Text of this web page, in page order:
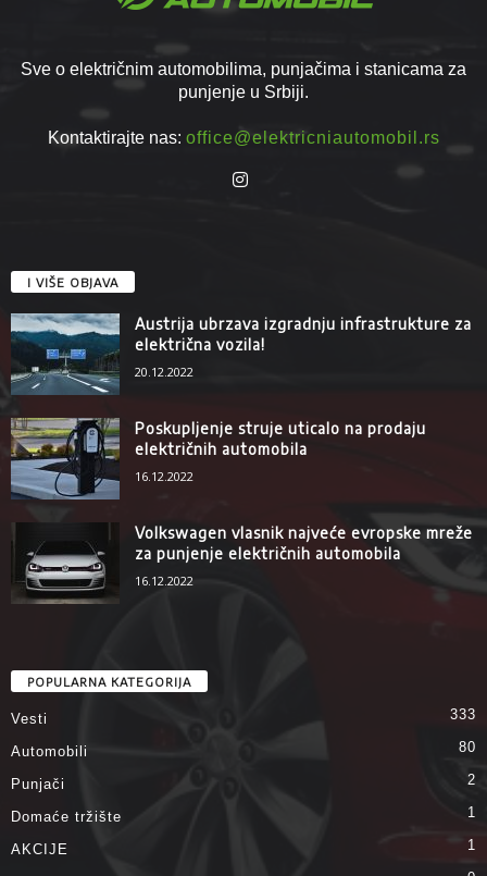
Sve o električnim automobilima, punjačima i stanicama za
punjenje u Srbiji.
Kontaktirajte nas: office@elektricniautomobil.rs
I VIŠE OBJAVA
Austrija ubrzava izgradnju infrastrukture za
električna vozila!
20.12.2022
Poskupljenje struje uticalo na prodaju
električnih automobila
16.12.2022
Volkswagen vlasnik najveće evropske mreže
za punjenje električnih automobila
16.12.2022
POPULARNA KATEGORIJA
Vesti 333
Automobili 80
Punjači 2
Domaće tržište 1
AKCIJE 1